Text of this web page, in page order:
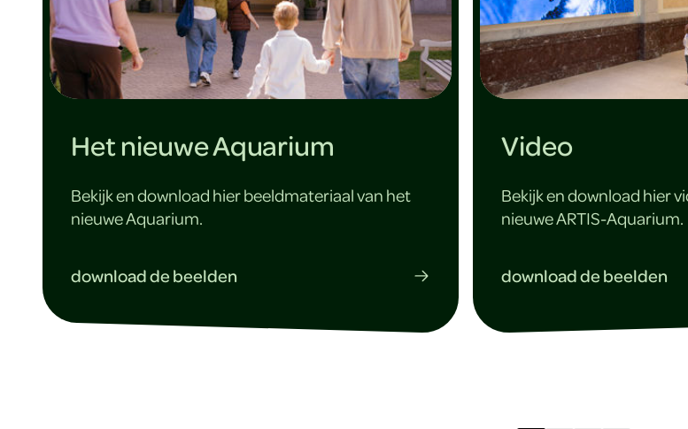
Het nieuwe Aquarium
Bekijk en download hier beeldmateriaal van het
nieuwe Aquarium.
download de beelden
Video
Bekijk en download hier
nieuwe ARTIS-Aquarium.
download de beelden